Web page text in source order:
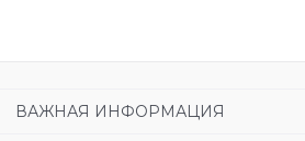
ВАЖНАЯ ИНФОРМАЦИЯ